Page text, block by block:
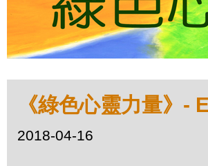
《綠色心靈力量》-
2018-04-16